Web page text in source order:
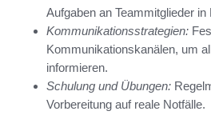
Aufgaben an Teammitglieder in
Kommunikationsstrategien:
Kommunikationskanälen, um
informieren.
Schulung und Übungen:
Vorbereitung auf reale Notfälle.